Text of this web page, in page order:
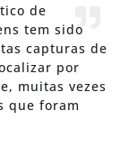
de
tem sido
capturas de
por
muitas vezes
que foram